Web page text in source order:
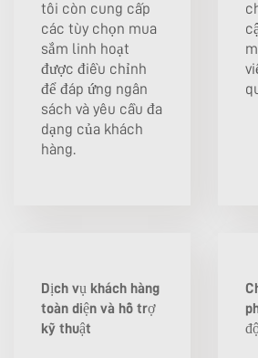
tôi còn cung cấp
các tùy chọn mua
sắm linh hoạt
được điều chỉnh
để đáp ứng ngân
sách và yêu cầu đa
dạng của khách
hàng.
Dịch vụ khách hàng
toàn diện và hỗ trợ
kỹ thuật